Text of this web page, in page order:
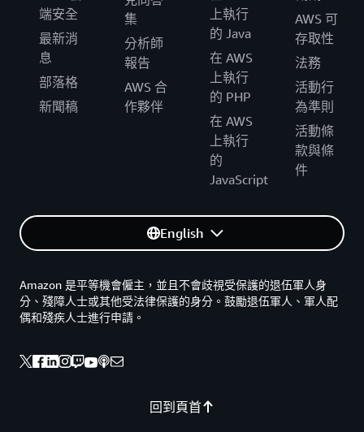
端安全
最新消
息
部落格
新聞稿
集
分析師
報告
AWS 合
作夥伴
上執行
的 Java
在 AWS
上執行
的 PHP
在 AWS
上執行
的
JavaScript
AWS 可
存取性
法務
活動行
為準則
活動條
款與條
件
English
回到頁首
Amazon 是平等機會僱主，並且不會歧視受保護的退伍軍人身
分、殘障人士或其他受法律保護的身分。鼓勵退伍軍人、軍人配
偶和殘疾人士進行申請。